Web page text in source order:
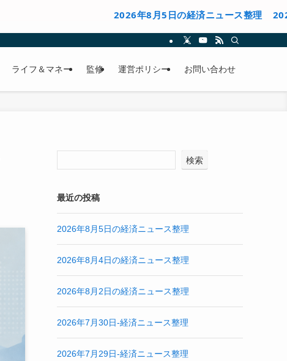
2026年8月5日の経済ニュース整理 2026年8月4
ライフ＆マネー 監修 運営ポリシー お問い合わせ
検索
最近の投稿
2026年8月5日の経済ニュース整理
2026年8月4日の経済ニュース整理
2026年8月2日の経済ニュース整理
2026年7月30日-経済ニュース整理
2026年7月29日-経済ニュース整理